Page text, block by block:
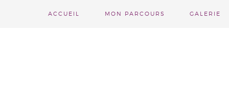
ACCUEIL MON PARCOURS GALERIE